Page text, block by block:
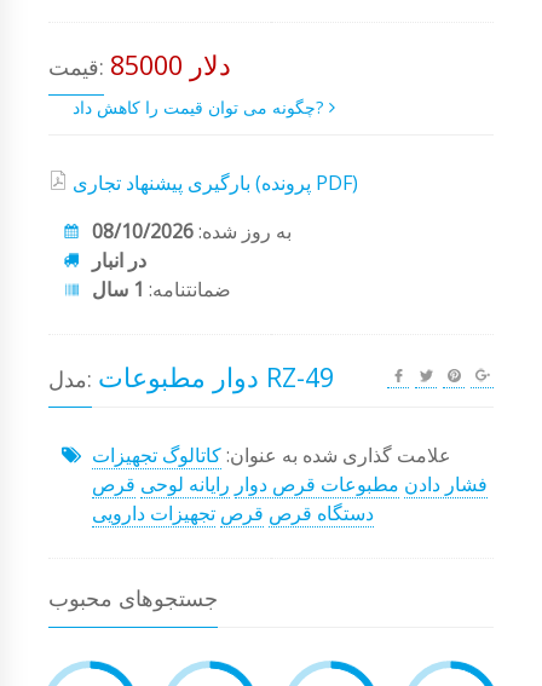
قیمت: 85000 دلار
چگونه می توان قیمت را کاهش داد?
بارگیری پیشنهاد تجاری (پرونده PDF)
به روز شده:08/10/2026
در انبار
ضمانتنامه: 1 سال
مدل: دوار مطبوعات RZ-49
علامت گذاری شده به عنوان:کاتالوگ تجهیزات
فشار دادن مطبوعات قرص دوار رایانه لوحی قرص
دستگاه قرص قرص تجهیزات دارویی
جستجوهای محبوب